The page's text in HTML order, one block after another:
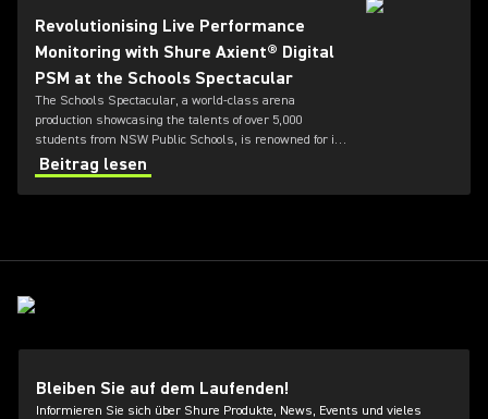
Revolutionising Live Performance
Monitoring with Shure Axient® Digital
PSM at the Schools Spectacular
The Schools Spectacular, a world-class arena
production showcasing the talents of over 5,000
students from NSW Public Schools, is renowned for its
cutting-edge artistry. In 2024, the event explored
themes of unity, connection, and teamwork. The
event’s 2024 production marked a significant
Australia.
Beitrag lesen
Bleiben Sie auf dem Laufenden!
Informieren Sie sich über Shure Produkte, News, Events und vieles